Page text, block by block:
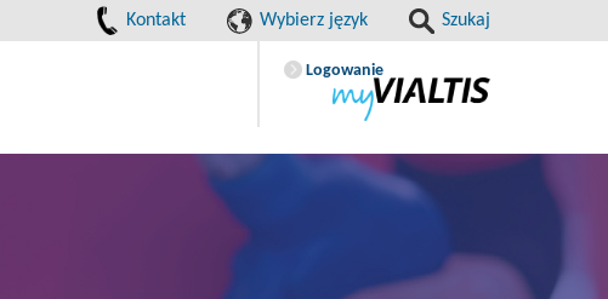
Kontakt Wybierz język Szukaj
Logowanie